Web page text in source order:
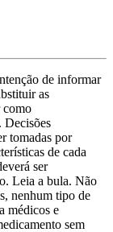
de informar
as
como
Decisões
tomadas por
de cada
ser
Leia a bula. Não
nenhum tipo de
médicos e
sem